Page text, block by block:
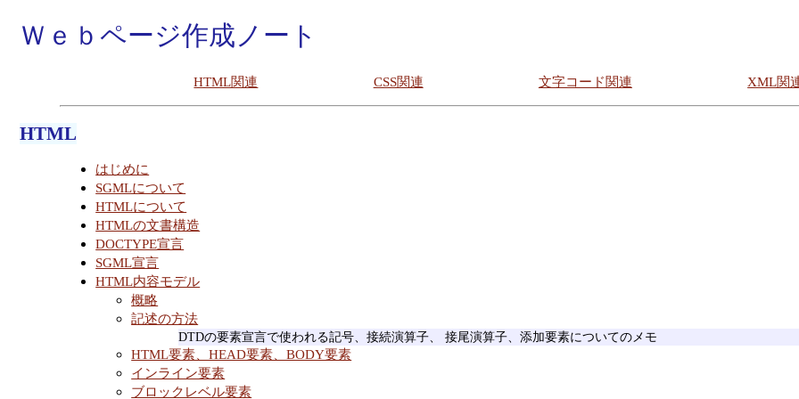
Ｗｅｂページ作成ノート
HTML関連 CSS関連 文字コード関連 XML関
HTML
はじめに
SGMLについて
HTMLについて
HTMLの文書構造
DOCTYPE宣言
SGML宣言
HTML内容モデル
概略
記述の方法
DTDの要素宣言で使われる記号、接続演算子、 接尾演算子、添加要素についてのメモ
HTML要素、HEAD要素、BODY要素
インライン要素
ブロックレベル要素